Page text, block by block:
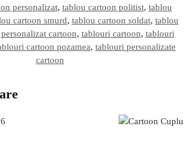
personalizat, tablou cartoon politist, tablou
cartoon smurd, tablou cartoon soldat, tablou
cartoon, tablouri cartoon, tablouri
cartoon pozamea, tablouri personalizate
cartoon